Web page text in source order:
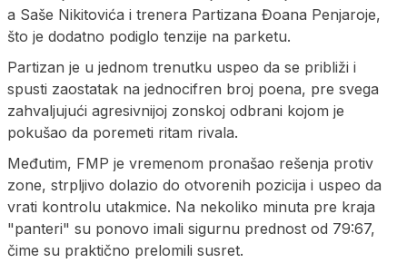
a Saše Nikitovića i trenera Partizana Đoana Penjaroje,
što je dodatno podiglo tenzije na parketu.
Partizan je u jednom trenutku uspeo da se približi i
spusti zaostatak na jednocifren broj poena, pre svega
zahvaljujući agresivnijoj zonskoj odbrani kojom je
pokušao da poremeti ritam rivala.
Međutim, FMP je vremenom pronašao rešenja protiv
zone, strpljivo dolazio do otvorenih pozicija i uspeo da
vrati kontrolu utakmice. Na nekoliko minuta pre kraja
"panteri" su ponovo imali sigurnu prednost od 79:67,
čime su praktično prelomili susret.